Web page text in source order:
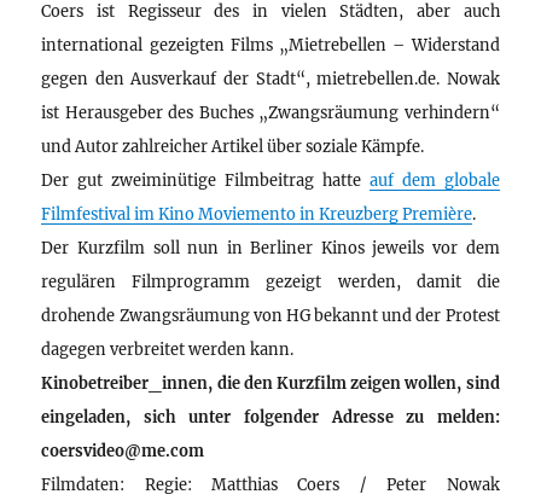
Coers ist Regisseur des in vielen Städten, aber auch
international gezeigten Films „Mietrebellen – Widerstand
gegen den Ausverkauf der Stadt“, mietrebellen.de. Nowak
ist Herausgeber des Buches „Zwangsräumung verhindern“
und Autor zahlreicher Artikel über soziale Kämpfe.
Der gut zweiminütige Filmbeitrag hatte auf dem globale
Filmfestival im Kino Moviemento in Kreuzberg Première.
Der Kurzfilm soll nun in Berliner Kinos jeweils vor dem
regulären Filmprogramm gezeigt werden, damit die
drohende Zwangsräumung von HG bekannt und der Protest
dagegen verbreitet werden kann.
Kinobetreiber_innen, die den Kurzfilm zeigen wollen, sind
eingeladen, sich unter folgender Adresse zu melden:
coersvideo@me.com
Filmdaten: Regie: Matthias Coers / Peter Nowak